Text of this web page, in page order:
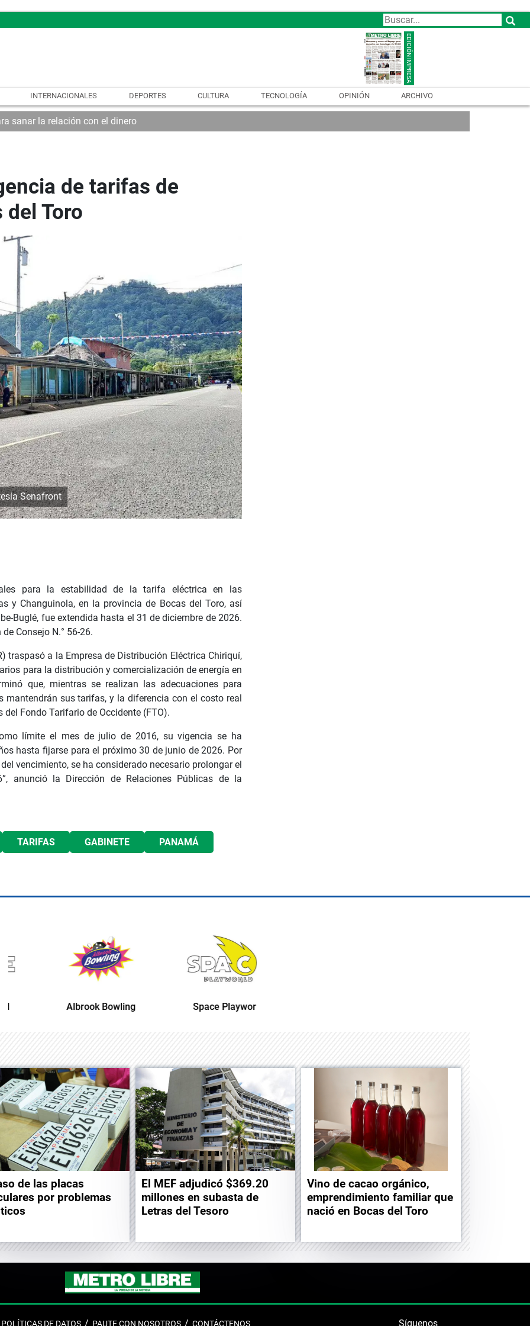
INTERNACIONALES DEPORTES CULTURA TECNOLOGÍA OPINIÓN ARCHIVO
sanar la relación con el dinero
de tarifas de
Toro
Senafront
para la estabilidad de la tarifa eléctrica en las
y Changuinola, en la provincia de Bocas del Toro, así
Buglé, fue extendida hasta el 31 de diciembre de 2026.
Consejo N.° 56-26.
traspasó a la Empresa de Distribución Eléctrica Chiriquí,
para la distribución y comercialización de energía en
que, mientras se realizan las adecuaciones para
sus tarifas, y la diferencia con el costo real
Fondo Tarifario de Occidente (FTO).
límite el mes de julio de 2016, su vigencia se ha
hasta fijarse para el próximo 30 de junio de 2026. Por
vencimiento, se ha considerado necesario prolongar el
anunció la Dirección de Relaciones Públicas de la
TARIFAS GABINETE PANAMÁ
Albrook Bowling Space Playworld
de las placas
por problemas
El MEF adjudicó $369.20
millones en subasta de
Letras del Tesoro
Vino de cacao orgánico,
emprendimiento familiar que
nació en Bocas del Toro
POLÍTICAS DE DATOS PAUTE CON NOSOTROS CONTÁCTENOS Síguenos